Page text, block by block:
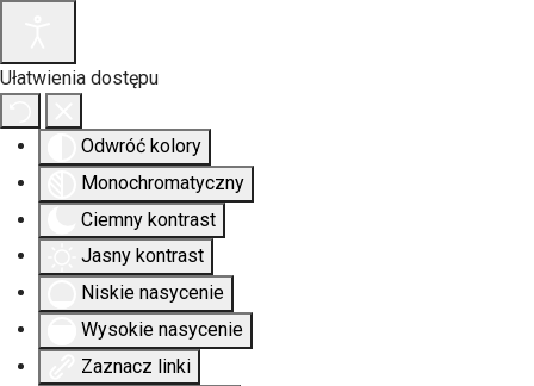
Ułatwienia dostępu
Odwróć kolory
Monochromatyczny
Ciemny kontrast
Jasny kontrast
Niskie nasycenie
Wysokie nasycenie
Zaznacz linki